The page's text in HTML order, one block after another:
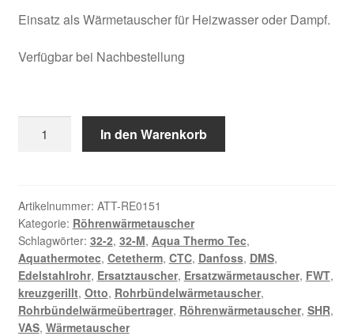
Einsatz als Wärmetauscher für Heizwasser oder Dampf.
Verfügbar bei Nachbestellung
Röhrenwärmetauscher
M-
VAS
Menge
In den Warenkorb
Artikelnummer: ATT-RE0151
Kategorie: Röhrenwärmetauscher
Schlagwörter: 32-2, 32-M, Aqua Thermo Tec,
Aquathermotec, Cetetherm, CTC, Danfoss, DMS,
Edelstahlrohr, Ersatztauscher, Ersatzwärmetauscher, FWT,
kreuzgerillt, Otto, Rohrbündelwärmetauscher,
Rohrbündelwärmeübertrager, Röhrenwärmetauscher, SHR,
VAS, Wärmetauscher